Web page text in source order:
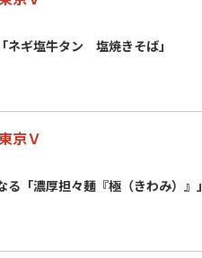
ネギ塩牛タン 塩焼きそば」
京Ｖ
「濃厚担々麺『極（きわみ）』」